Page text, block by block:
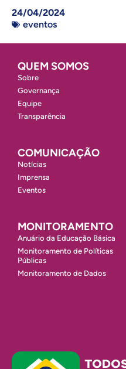
24/04/2024
eventos
QUEM SOMOS
Sobre
Governança
Equipe
Transparência
COMUNICAÇÃO
Notícias
Imprensa
Eventos
MONITORAMENTO
Anuário da Educação Básica
Monitoramento de Políticas
Públicas
Monitoramento de Dados